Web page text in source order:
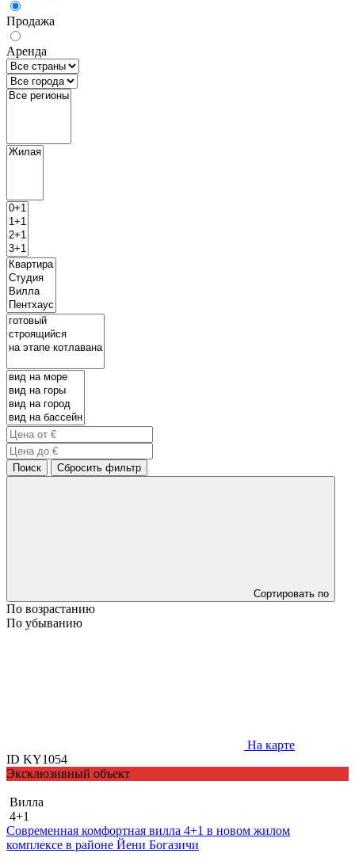
Продажа
Аренда
Поиск Сбросить фильтр
Сортировать по
По возрастанию
По убыванию
На карте
ID KY1054
Эксклюзивный объект
Вилла
4+1
Современная комфортная вилла 4+1 в новом жилом
комплексе в районе Йени Богазичи